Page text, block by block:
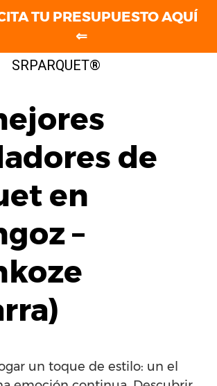
SRPARQUET®
de
en
–
un toque de estilo: un el
TU PRESUPUESTO AQUÍ
⇐